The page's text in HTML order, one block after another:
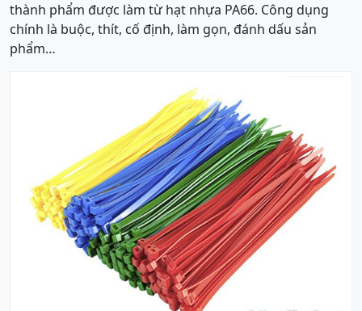
thành phẩm được làm từ hạt nhựa PA66. Công dụng
chính là buộc, thít, cố định, làm gọn, đánh dấu sản
phẩm…